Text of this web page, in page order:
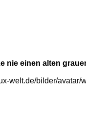
nie einen alten
welt.de/bilder/avatar/